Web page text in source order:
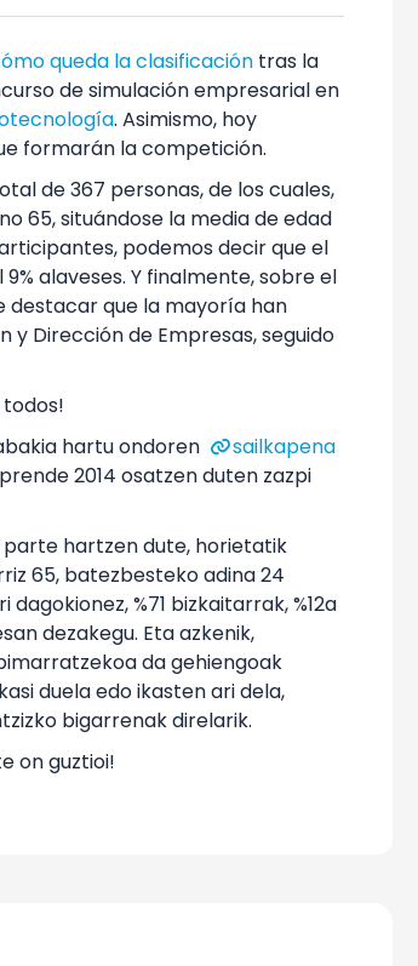
queda la clasificación tras la
de simulación empresarial en
. Asimismo, hoy
formarán la competición.
de 367 personas, de los cuales,
65, situándose la media de edad
podemos decir que el
9% alaveses. Y finalmente, sobre el
destacar que la mayoría han
Dirección de Empresas, seguido
todos!
hartu ondoren
sailkapena
2014 osatzen duten zazpi
parte hartzen dute, horietatik
65, batezbesteko adina 24
%71 bizkaitarrak, %12a
dezakegu. Eta azkenik,
da gehiengoak
duela edo ikasten ari dela,
bigarrenak direlarik.
on guztioi!